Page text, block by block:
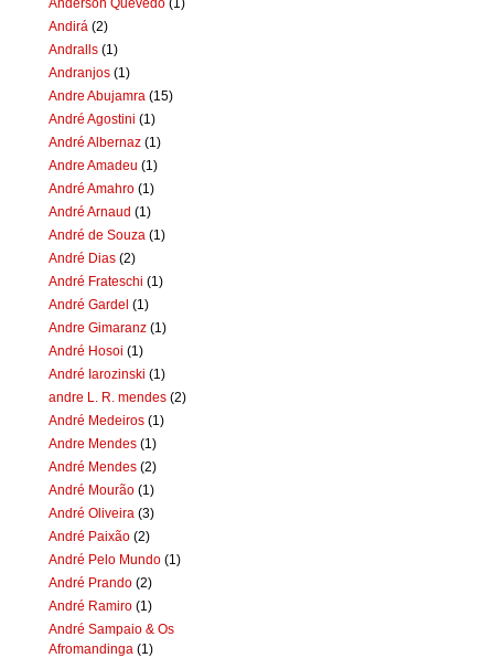
Andirá (2)
Andralls (1)
Andranjos (1)
Andre Abujamra (15)
André Agostini (1)
André Albernaz (1)
Andre Amadeu (1)
André Amahro (1)
André Arnaud (1)
André de Souza (1)
André Dias (2)
André Frateschi (1)
André Gardel (1)
Andre Gimaranz (1)
André Hosoi (1)
André Iarozinski (1)
andre L. R. mendes (2)
André Medeiros (1)
Andre Mendes (1)
André Mendes (2)
André Mourão (1)
André Oliveira (3)
André Paixão (2)
André Pelo Mundo (1)
André Prando (2)
André Ramiro (1)
André Sampaio & Os
Afromandinga (1)